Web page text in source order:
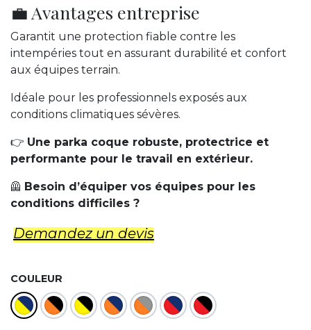
💼 Avantages entreprise
Garantit une protection fiable contre les
intempéries tout en assurant durabilité et confort
aux équipes terrain.
Idéale pour les professionnels exposés aux
conditions climatiques sévères.
👉 Une parka coque robuste, protectrice et
performante pour le travail en extérieur.
🦺 Besoin d’équiper vos équipes pour les
conditions difficiles ?
Demandez un d​evis
COULEUR